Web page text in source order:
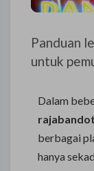
Panduan
untuk
Dalam
rajabandot
berbagai
hanya